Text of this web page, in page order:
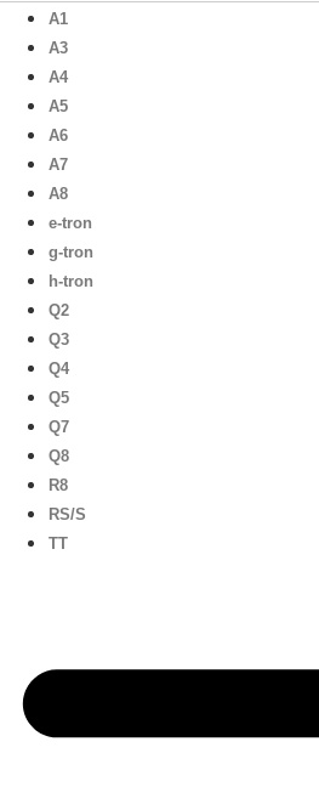
A1
A3
A4
A5
A6
A7
A8
e-tron
g-tron
h-tron
Q2
Q3
Q4
Q5
Q7
Q8
R8
RS/S
TT